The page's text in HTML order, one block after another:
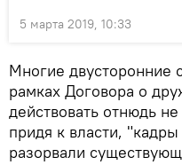
5 марта 2019, 10:33
Многие двусторонние
рамках Договора о
действовать отнюдь
придя к власти,
разорвали